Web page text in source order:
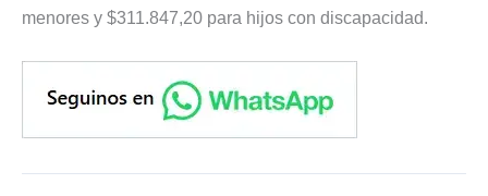
menores y $311.847,20 para hijos con discapacidad.